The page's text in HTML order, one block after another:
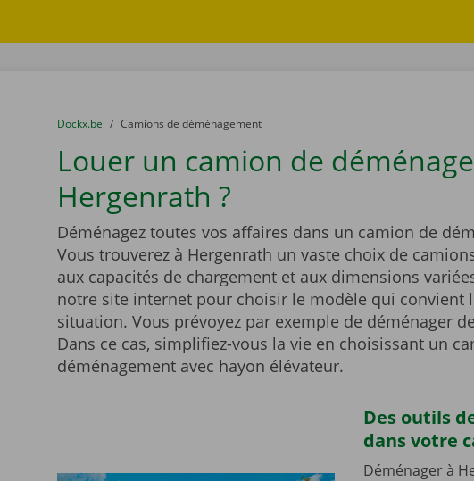
You are here:
du
Dockx.be to
Camions de déménagement
Louer un camion de
Hergenrath ?
Déménagez toutes vos affaires dans un camion de
Vous trouverez à Hergenrath un vaste choix de
aux capacités de chargement et aux dimensions
notre site internet pour choisir le modèle qui convient
situation. Vous prévoyez par exemple de déménager
Dans ce cas, simplifiez-vous la vie en choisissant un
déménagement avec hayon élévateur.
Des outils
dans votre
Déménager à